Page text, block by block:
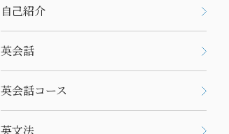
自己紹介
英会話
英会話コース
英文法